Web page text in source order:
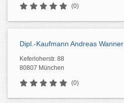
(0)
Dipl.-Kaufmann Andreas Wanner
Keferloherstr. 88
80807 München
(0)